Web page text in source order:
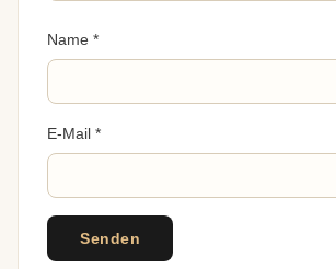
Name *
E-Mail *